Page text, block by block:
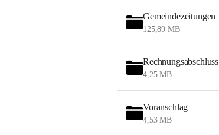
Gemeindezeitungen
125,89 MB
Rechnungsabschluss
4,25 MB
Voranschlag
4,53 MB